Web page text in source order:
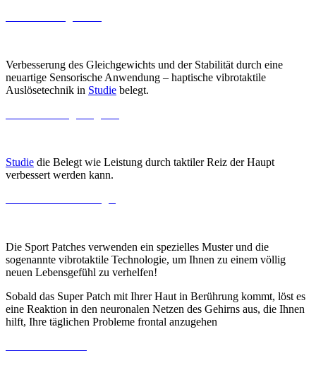
Verbesserung des Gleichgewichts und der Stabilität durch eine
neuartige Sensorische Anwendung – haptische vibrotaktile
Auslösetechnik in Studie belegt.
Studie die Belegt wie Leistung durch taktiler Reiz der Haupt
verbessert werden kann.
Die Sport Patches verwenden ein spezielles Muster und die
sogenannte vibrotaktile Technologie, um Ihnen zu einem völlig
neuen Lebensgefühl zu verhelfen!
Sobald das Super Patch mit Ihrer Haut in Berührung kommt, löst es
eine Reaktion in den neuronalen Netzen des Gehirns aus, die Ihnen
hilft, Ihre täglichen Probleme frontal anzugehen